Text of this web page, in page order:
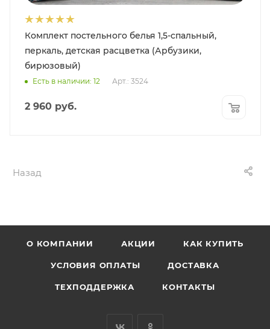
Комплект постельного белья 1,5-спальный,
перкаль, детская расцветка (Арбузики,
бирюзовый)
Есть в наличии: 12 Арт.: 3524
2 960 руб.
Назад
О КОМПАНИИ АКЦИИ КАК КУПИТЬ
УСЛОВИЯ ОПЛАТЫ ДОСТАВКА
ТЕХПОДДЕРЖКА КОНТАКТЫ